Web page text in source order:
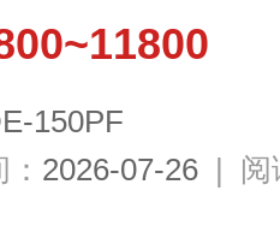
150PF
2026-07-26 | 阅